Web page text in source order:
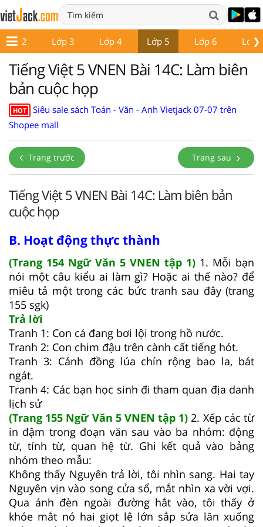
❯
Lớp 2 Lớp 3 Lớp 4 Lớp 5 Lớp 6 Lớp
Tiếng Việt 5 VNEN Bài 14C: Làm biên
bản cuộc họp
HOT
Siêu sale sách Toán - Văn - Anh Vietjack 07-07 trên
Shopee mall
Trang trước Trang sau
Tiếng Việt 5 VNEN Bài 14C: Làm biên bản
cuộc họp
B. Hoạt động thực thành
(Trang 154 Ngữ Văn 5 VNEN tập 1) 1. Mỗi bạn
nói một câu kiểu ai làm gì? Hoặc ai thế nào? để
miêu tả một trong các bức tranh sau đây (trang
155 sgk)
Trả lời
Tranh 1: Con cá đang bơi lội trong hồ nước.
Tranh 2: Con chim đậu trên cành cất tiếng hót.
Tranh 3: Cánh đồng lúa chín rộng bao la, bát
ngát.
Tranh 4: Các bạn học sinh đi tham quan địa danh
lịch sử
(Trang 155 Ngữ Văn 5 VNEN tập 1) 2. Xếp các từ
in đậm trong đoạn văn sau vào ba nhóm: động
từ, tính từ, quan hệ từ. Ghi kết quả vào bảng
nhóm theo mẫu:
Không thấy Nguyên trả lời, tôi nhìn sang. Hai tay
Nguyên vịn vào song cửa sổ, mắt nhìn xa vời vợi.
Qua ánh đèn ngoài đường hắt vào, tôi thấy ở
khóe mắt nó hai giọt lệ lớn sắp sửa lăn xuống